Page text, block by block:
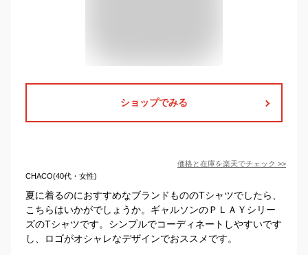
ショップでみる
価格と在庫を楽天でチェック >>
CHACO(40代・女性)
夏に着るのにおすすめなブランドもののTシャツでしたら、
こちらはいかがでしょうか。ギャルソンのＰＬＡＹシリー
ズのTシャツです。シンプルでコーディネートしやすいです
し、ロゴがオシャレなデザインでおススメです。